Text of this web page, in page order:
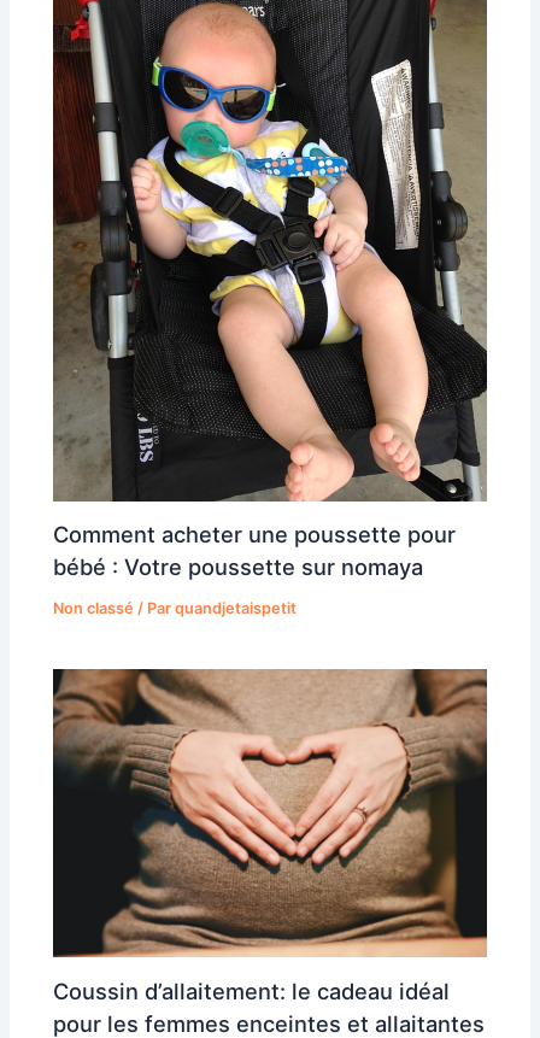
Comment acheter une poussette pour
bébé : Votre poussette sur nomaya
Non classé / Parquandjetaispetit
Coussin d’allaitement: le cadeau idéal
pour les femmes enceintes et allaitantes